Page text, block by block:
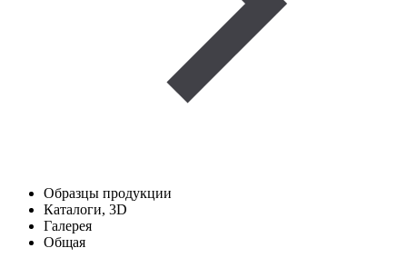
Образцы продукции
Каталоги, 3D
Галерея
Общая